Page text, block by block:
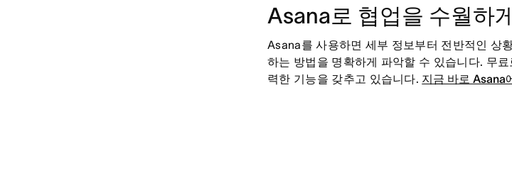
Asana로 협업을 수월하
Asana를 사용하면 세부 정보부터 전반적인 상
하는 방법을 명확하게 파악할 수 있습니다. 무
력한 기능을 갖추고 있습니다. 지금 바로 Asana